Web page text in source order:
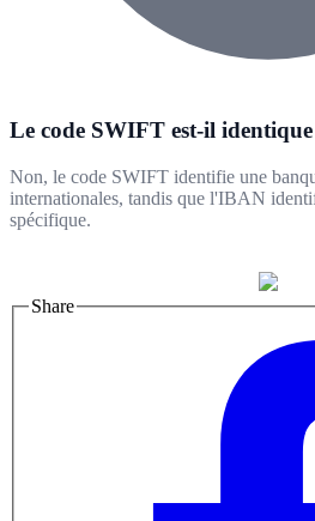
Le code SWIFT est-il
Non, le code SWIFT identifie une
internationales, tandis que l'IBAN
spécifique.
Share